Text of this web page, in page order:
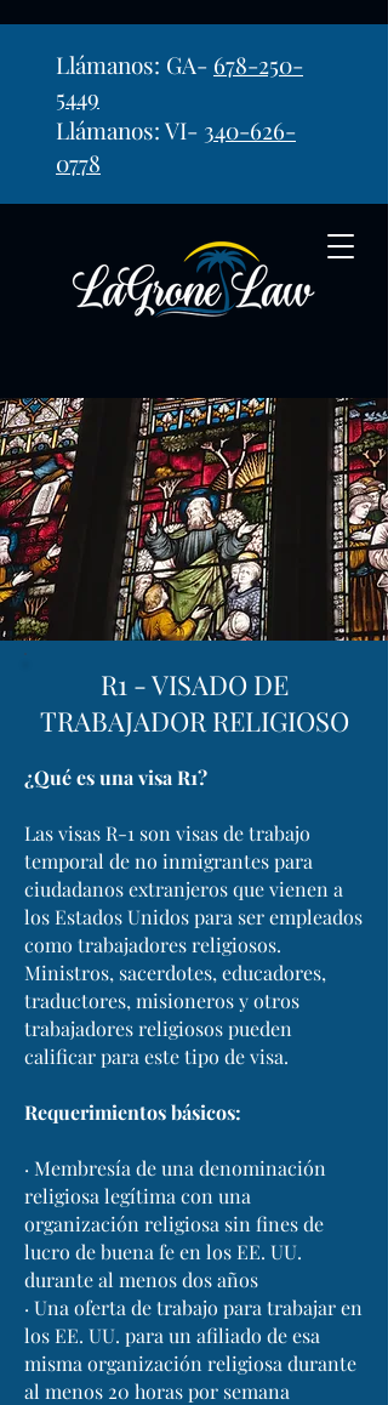
Llámanos: GA- 678-250-
5449
Llámanos: VI- 340-626-
0778
R1 - VISADO DE
TRABAJADOR RELIGIOSO
¿Qué es una visa R1?
Las visas R-1 son visas de trabajo
temporal de no inmigrantes para
ciudadanos extranjeros que vienen a
los Estados Unidos para ser empleados
como trabajadores religiosos.
Ministros, sacerdotes, educadores,
traductores, misioneros y otros
trabajadores religiosos pueden
calificar para este tipo de visa.
Requerimientos básicos:
· Membresía de una denominación
religiosa legítima con una
organización religiosa sin fines de
lucro de buena fe en los EE. UU.
durante al menos dos años
· Una oferta de trabajo para trabajar en
los EE. UU. para un afiliado de esa
misma organización religiosa durante
al menos 20 horas por semana